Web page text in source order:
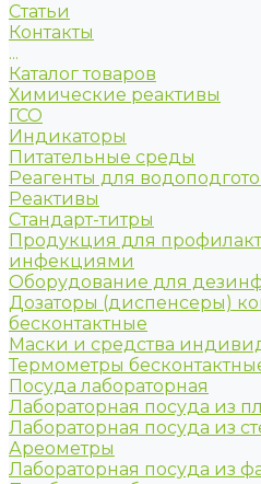
Статьи
Контакты
...
Каталог товаров
Химические реактивы
ГСО
Индикаторы
Питательные среды
Реагенты для
Реактивы
Стандарт-титры
Продукция для
инфекциями
Оборудование для
Дозаторы (диспенсеры)
бесконтактные
Маски и средства
Термометры
Посуда лабораторная
Лабораторная посуда из
Лабораторная посуда из
Ареометры
Лабораторная посуда из